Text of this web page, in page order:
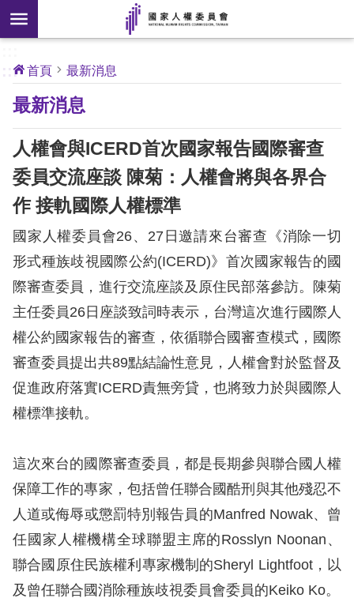
前往主要內容區塊
搜
尋
開
新
]
核
心
人
權
公
約
關
於
本
會
最
新
消
息
權
務
核
人
權
公
:::
首頁 最新消息
最新消息
人權會與ICERD首次國家報告國際審查
委員交流座談 陳菊：人權會將與各界合
作 接軌國際人權標準
國家人權委員會26、27日邀請來台審查《消除一切
形式種族歧視國際公約(ICERD)》首次國家報告的國
際審查委員，進行交流座談及原住民部落參訪。陳菊
主任委員26日座談致詞時表示，台灣這次進行國際人
權公約國家報告的審查，依循聯合國審查模式，國際
審查委員提出共89點結論性意見，人權會對於監督及
促進政府落實ICERD責無旁貸，也將致力於與國際人
權標準接軌。
這次來台的國際審查委員，都是長期參與聯合國人權
保障工作的專家，包括曾任聯合國酷刑與其他殘忍不
人道或侮辱或懲罰特別報告員的Manfred Nowak、曾
任國家人權機構全球聯盟主席的Rosslyn Noonan、
聯合國原住民族權利專家機制的Sheryl Lightfoot，以
及曾任聯合國消除種族歧視委員會委員的Keiko Ko。